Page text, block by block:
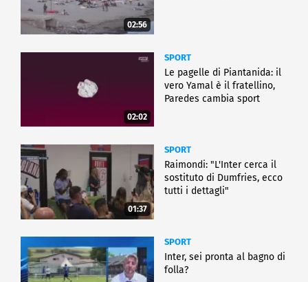
02:56
02:02
SPORT
Le pagelle di Piantanida: il
vero Yamal è il fratellino,
Paredes cambia sport
01:37
SPORT
Raimondi: "L'Inter cerca il
sostituto di Dumfries, ecco
tutti i dettagli"
SPORT
Inter, sei pronta al bagno di
folla?